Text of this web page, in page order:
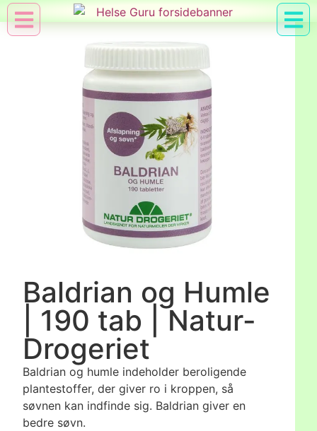
Baldrian og Humle
| 190 tab | Natur-
Drogeriet
Baldrian og humle indeholder beroligende
plantestoffer, der giver ro i kroppen, så
søvnen kan indfinde sig. Baldrian giver en
bedre søvn.